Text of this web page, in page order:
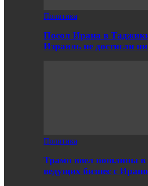
Политика
Посол Ирана в
Израиль не достигли
Политика
Трамп ввел пошлины в
ведущих бизнес с